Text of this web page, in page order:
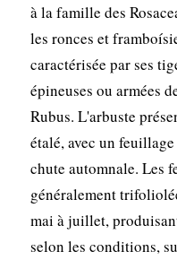
à la famille des
les ronces et
caractérisée par ses
épineuses ou armées
Rubus. L'arbuste
étalé, avec un
chute automnale. Les
généralement
mai à juillet,
selon les conditions,